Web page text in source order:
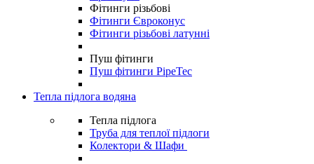
Фітинги різьбові
Фітинги Євроконус
Фітинги різьбові латунні
Пуш фітинги
Пуш фітинги PipeTec
Тепла підлога водяна
Тепла підлога
Труба для теплої підлоги
Колектори & Шафи